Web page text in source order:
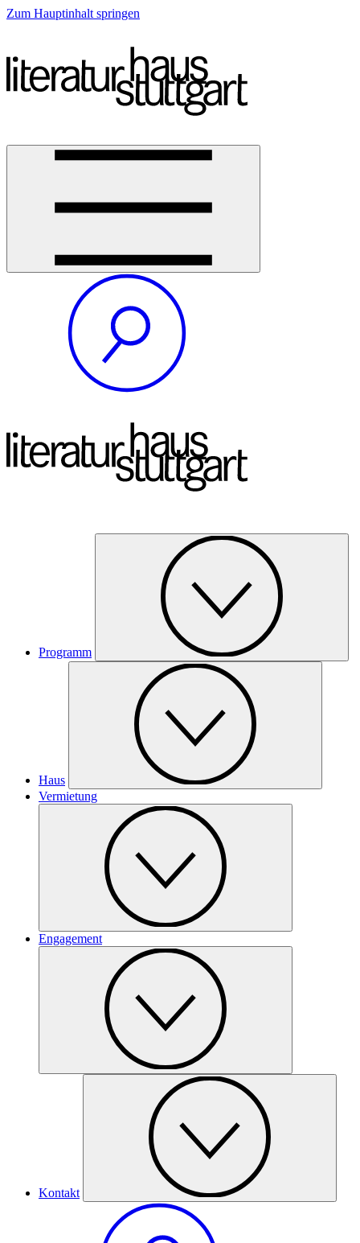
Zum Hauptinhalt springen
Programm
Haus
Vermietung
Engagement
Kontakt